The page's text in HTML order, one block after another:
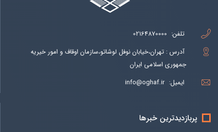
تلفن: 02164870000
آدرس : تهران،خیابان نوفل لوشاتو،سازمان اوقاف و امور خیریه
جمهوری اسلامی ایران
ایمیل: info@oghaf.ir
پربازدیدترین خبرها